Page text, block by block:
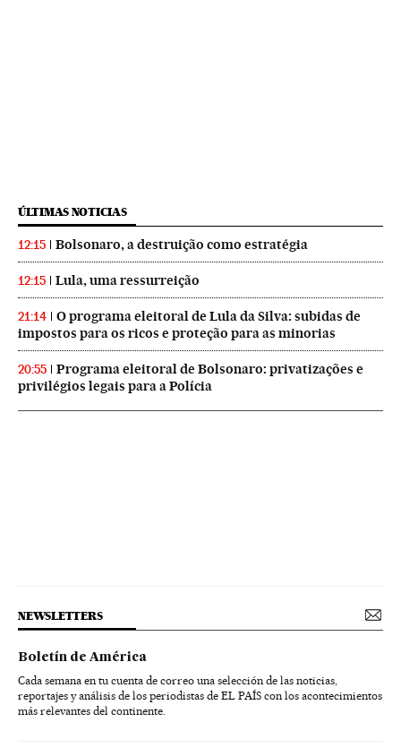
ÚLTIMAS NOTICIAS
12:15 Bolsonaro, a destruição como estratégia
12:15 Lula, uma ressurreição
21:14
O programa eleitoral de Lula da Silva: subidas de
impostos para os ricos e proteção para as minorias
20:55
Programa eleitoral de Bolsonaro: privatizações e
privilégios legais para a Polícia
NEWSLETTERS
Boletín de América
Cada semana en tu cuenta de correo una selección de las noticias,
reportajes y análisis de los periodistas de EL PAÍS con los acontecimientos
más relevantes del continente.